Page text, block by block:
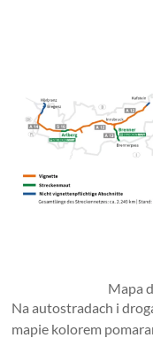
Mapa
Na autostradach i
mapie kolorem